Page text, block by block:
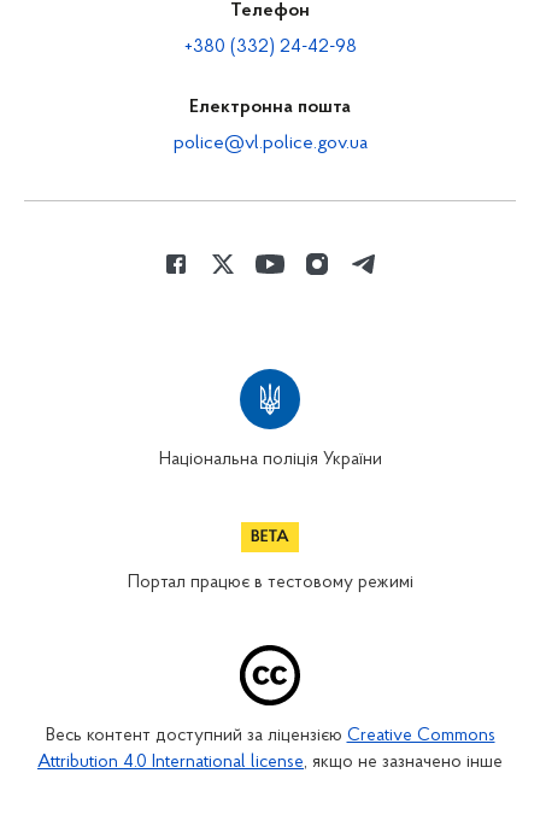
Телефон
+380 (332) 24-42-98
Електронна пошта
police@vl.police.gov.ua
Національна поліція України
Портал працює в тестовому режимі
Весь контент доступний за ліцензією Creative Commons
Attribution 4.0 International license, якщо не зазначено інше